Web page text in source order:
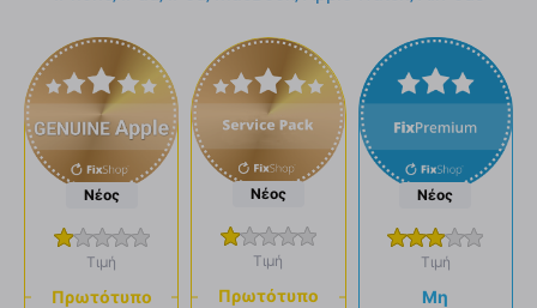
Νέος
Τιμή
Πρωτότυπο
Νέος
Τιμή
Πρωτότυπο
Νέος
Τιμή
Μη